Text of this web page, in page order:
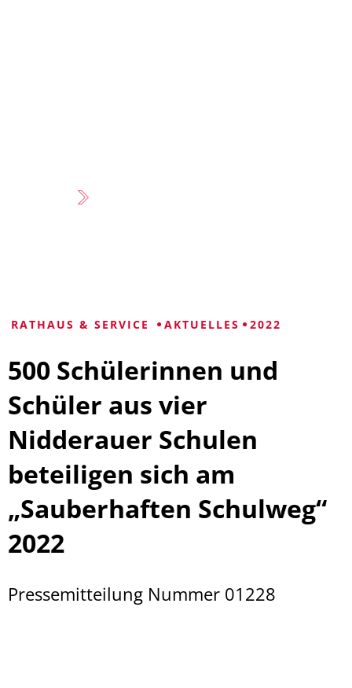
RATHAUS & SERVICE AKTUELLES 2022
500 Schülerinnen und
Schüler aus vier
Nidderauer Schulen
beteiligen sich am
„Sauberhaften Schulweg“
2022
Pressemitteilung Nummer 01228